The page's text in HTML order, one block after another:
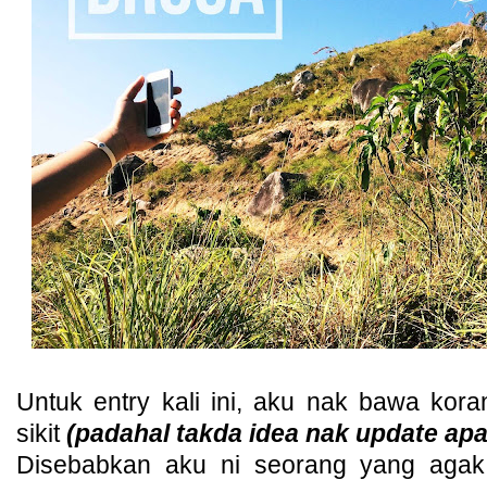
Untuk entry kali ini, aku nak bawa
sikit(padahal takda idea nak update
Disebabkan aku ni seorang yang